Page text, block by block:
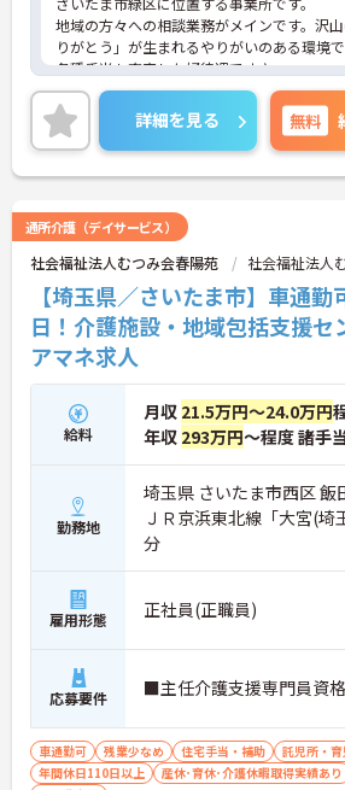
地域の方々への相談業務がメインです。沢
りがとう」が生まれるやりがいのある環境で
各種手当も充実した好待遇です♪
ご興味のある方には、面接対策ポイントな
に詳細をお話しいたしますのでお気軽にご相
さい！
詳細を見る 無料
通所介護（デイサービス）
社会福祉法人むつみ会春陽苑 社会福祉法人
【埼玉県／さいたま市】車通
日！介護施設・地域包括支援セ
アマネ求人
給料
月収 21.5万円～24.0万円
年収 293万円～程度 諸手
勤務地
埼玉県 さいたま市西区 飯
ＪＲ京浜東北線「大宮(埼
分
雇用形態 正社員(正職員)
応募要件 ■主任介護支援専門員資
車通勤可 残業少なめ 住宅手当・補助 託児所・
年間休日110日以上
産休･育休･介護休暇取得実績あり